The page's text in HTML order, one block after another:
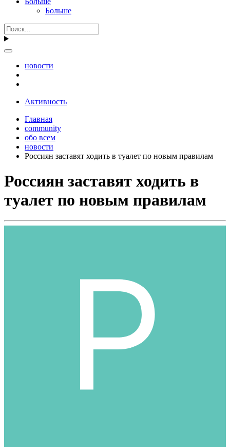
Больше
новости
Активность
Главная
community
обо всем
новости
Россиян заставят ходить в туалет по новым правилам
Россиян заставят ходить в
туалет по новым правилам